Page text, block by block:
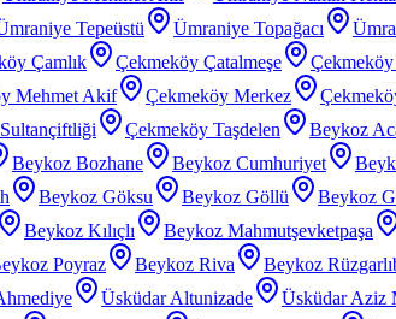
Tepeüstü Ümraniye Topağacı
Çamlık Çekmeköy Çatalmeşe
Mehmet Akif Çekmeköy Merkez
Çekmeköy Taşdelen Beykoz
Beykoz Bozhane Beykoz Cumhuriyet
Beykoz Göksu Beykoz Göllü Beykoz
Beykoz Kılıçlı Beykoz Mahmutşevketpaşa
Poyraz Beykoz Riva Beykoz
Üsküdar Altunizade
Üsküdar Aziz